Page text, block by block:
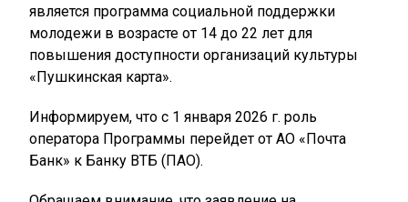
является программа социальной поддержки
молодежи в возрасте от 14 до 22 лет для
повышения доступности организаций культуры
«Пушкинская карта».
Информируем, что с 1 января 2026 г. роль
оператора Программы перейдет от АО «Почта
Банк» к Банку ВТБ (ПАО).